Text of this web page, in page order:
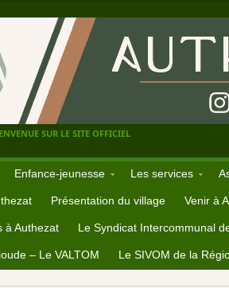
SUR LE SITE OFFICIEL
Enfance-jeunesse Les services
Présentation du village Venir à
à Authezat Le Syndicat Intercommunal
– Le VALTOM Le SIVOM de la